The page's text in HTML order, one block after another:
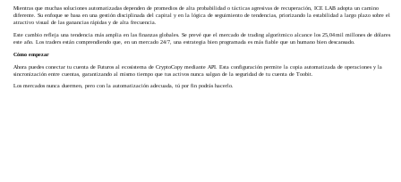
Mientras que muchas soluciones automatizadas dependen de promedios de alta probabilidad o tácticas agresivas de recuperación, ICE LAB adopta un camino
diferente. Su enfoque se basa en una gestión disciplinada del capital y en la lógica de seguimiento de tendencias, priorizando la estabilidad a largo plazo sobre el
atractivo visual de las ganancias rápidas y de alta frecuencia.
Este cambio refleja una tendencia más amplia en las finanzas globales. Se prevé que el mercado de trading algorítmico alcance los 25,04 mil millones de dólares
este año. Los traders están comprendiendo que, en un mercado 24/7, una estrategia bien programada es más fiable que un humano bien descansado.
Cómo empezar
Ahora puedes conectar tu cuenta de Futuros al ecosistema de CryptoCopy mediante API. Esta configuración permite la copia automatizada de operaciones y la
sincronización entre cuentas, garantizando al mismo tiempo que tus activos nunca salgan de la seguridad de tu cuenta de Toobit.
Los mercados nunca duermen, pero con la automatización adecuada, tú por fin podrás hacerlo.